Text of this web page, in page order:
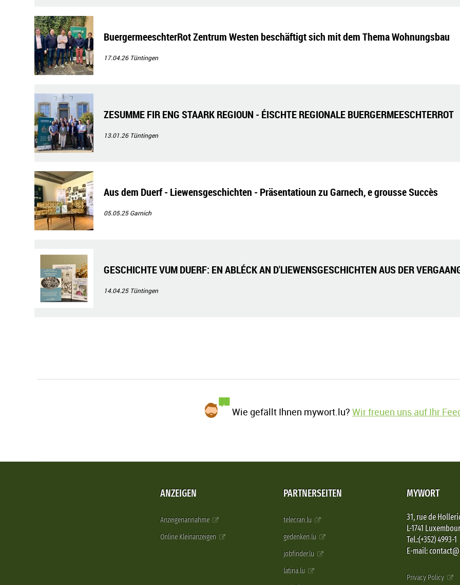
BuergermeeschterRot Zentrum Westen beschäftigt sich mit dem Thema Wohnungsbau
17.04.26 Tüntingen
ZESUMME FIR ENG STAARK REGIOUN - ÉISCHTE REGIONALE BUERGERMEESCHTERROT
13.01.26 Tüntingen
Aus dem Duerf - Liewensgeschichten - Präsentatioun zu Garnech, e grousse Succès
05.05.25Garnich
GESCHICHTE VUM DUERF: EN ABLÉCK AN D'LIEWENSGESCHICHTEN AUS DER
14.04.25 Tüntingen
Wie gefällt Ihnen mywort.lu?Wir freuen uns auf Ihr
ANZEIGEN
Anzeigenannahme
Online Kleinanzeigen
PARTNERSEITEN
telecran.lu
gedenken.lu
jobfinder.lu
latina.lu
MYWORT
31, rue de
L-1741
Tel.:(+352) 4993-1
E-mail:
Privacy Policy